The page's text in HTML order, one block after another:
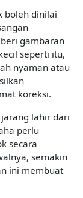
boleh dinilai
gambaran
seperti itu,
nyaman atau
koreksi.
lahir dari
perlu
secara
semakin
ini membuat